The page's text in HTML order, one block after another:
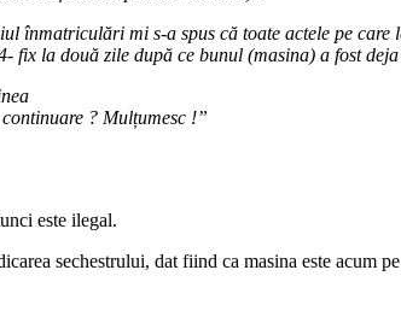
înmatriculări mi s-a spus că toate actele pe
fix la două zile după ce bunul (masina) a fost
? Mulțumesc !”
este ilegal.
sechestrului, dat fiind ca masina este acum